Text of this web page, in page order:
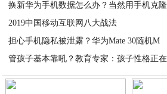
换新华为手机数据怎么办？当然用手机克
2019中国移动互联网八大战法
担心手机隐私被泄露？华为Mate 30随机M
管孩子基本靠吼？教育专家：孩子性格正